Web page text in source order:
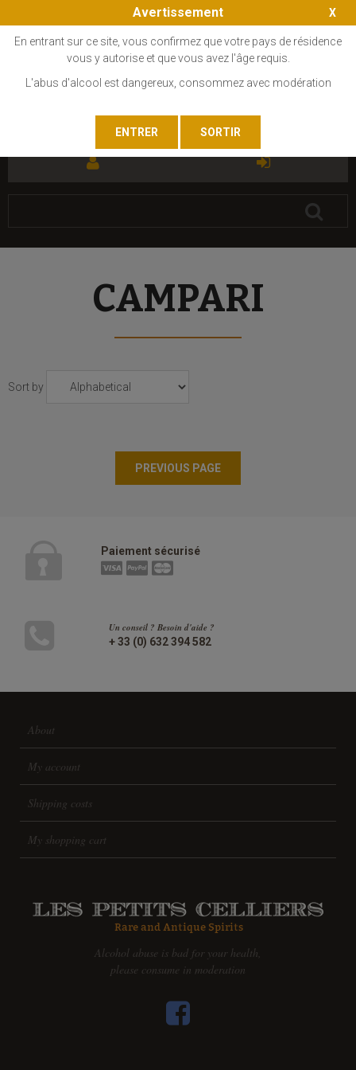
CAMPARI
Sort by
Paiement sécurisé
Un conseil ? Besoin d'aide ?
+ 33 (0) 632 394 582
About
My account
Shipping costs
My shopping cart
Alcohol abuse is bad for your health,
please consume in moderation
Avertissement
En entrant sur ce site, vous confirmez que votre pays de résidence
vous y autorise et que vous avez l'âge requis.
L'abus d'alcool est dangereux, consommez avec modération